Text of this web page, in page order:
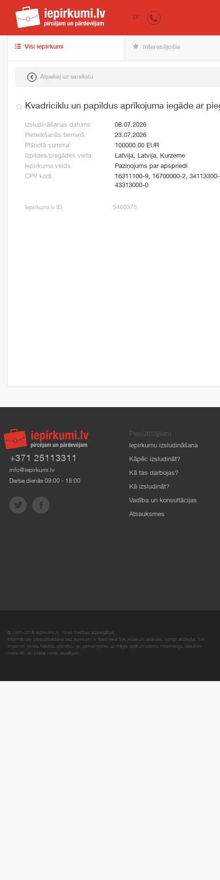
iepirkumi.lv
LV
Visi iepirkumi Interesējošie
Atpakaļ uz sarakstu
Kvadriciklu un papildus aprīkojuma iegāde ar
Izsludināšanas datums:
08.07.2026
Pieteikšanās termiņš:
23.07.2026
Plānotā summa:
100000.00 EUR
Izpildes/piegādes vieta:
Latvija, Latvija, Kurzeme
Iepirkuma veids:
Paziņojums par apspriedi
CPV kodi:
16311100-9, 16700000-2,
43313000-0
Iepirkumi.lv ID: 5460375
+371 25113311
info@iepirkumi.lv
Darba dienās 09:00 - 18:00
Pasūtītājiem
Iepirkumu izsludināšana
Kāpēc izsludināt?
Kā tas darbojas?
Kā izsludināt?
Vadība un konsultācijas
Atsauksmes
© 2007–2018 Iepirkumi.lv. Visas tiesības aizsargātas.
Informācijas pārpublicēšana bez iepirkumi.lv īpašnieka SIA Imperum atļaujas, stingri aizliegta. SIA
Imperum nenes nekādu atbildību, ja, pamatojoties uz mājas lapā atrodamo informāciju, radušies
materiāli vai citāda veida zaudējumi.